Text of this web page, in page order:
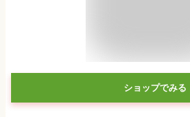
ショップでみる